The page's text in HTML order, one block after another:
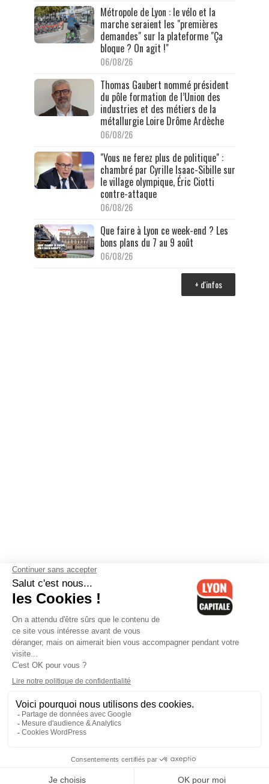
Métropole de Lyon : le vélo et la
marche seraient les "premières
demandes" sur la plateforme "Ça
bloque ? On agit !"
06/08/26
Thomas Gaubert nommé président
du pôle formation de l’Union des
industries et des métiers de la
métallurgie Loire Drôme Ardèche
06/08/26
"Vous ne ferez plus de politique" :
chambré par Cyrille Isaac-Sibille sur
le village olympique, Éric Ciotti
contre-attaque
06/08/26
Que faire à Lyon ce week-end ? Les
bons plans du 7 au 9 août
06/08/26
+ d'infos
Contactez-nous-Mentions légales-CGV-Politique de
confidentialité-Gestion des cookies
Cedex 06